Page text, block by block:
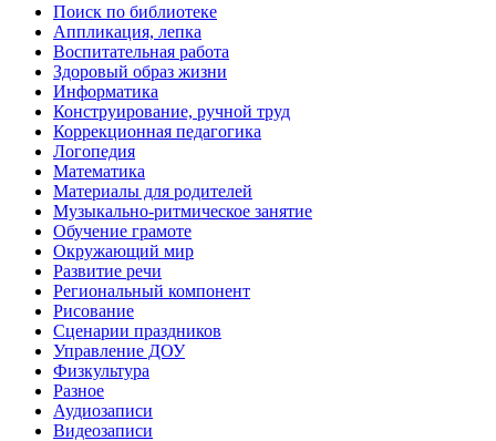
Поиск по библиотеке
Аппликация, лепка
Воспитательная работа
Здоровый образ жизни
Информатика
Конструирование, ручной труд
Коррекционная педагогика
Логопедия
Математика
Материалы для родителей
Музыкально-ритмическое занятие
Обучение грамоте
Окружающий мир
Развитие речи
Региональный компонент
Рисование
Сценарии праздников
Управление ДОУ
Физкультура
Разное
Аудиозаписи
Видеозаписи